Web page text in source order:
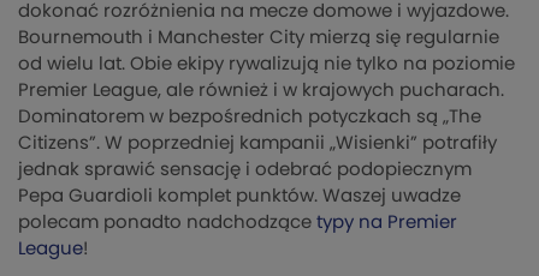
dokonać rozróżnienia na mecze domowe i wyjazdowe.
Bournemouth i Manchester City mierzą się regularnie
od wielu lat. Obie ekipy rywalizują nie tylko na poziomie
Premier League, ale również i w krajowych pucharach.
Dominatorem w bezpośrednich potyczkach są „The
Citizens”. W poprzedniej kampanii „Wisienki” potrafiły
jednak sprawić sensację i odebrać podopiecznym
Pepa Guardioli komplet punktów. Waszej uwadze
polecam ponadto nadchodzące typy na Premier
League!